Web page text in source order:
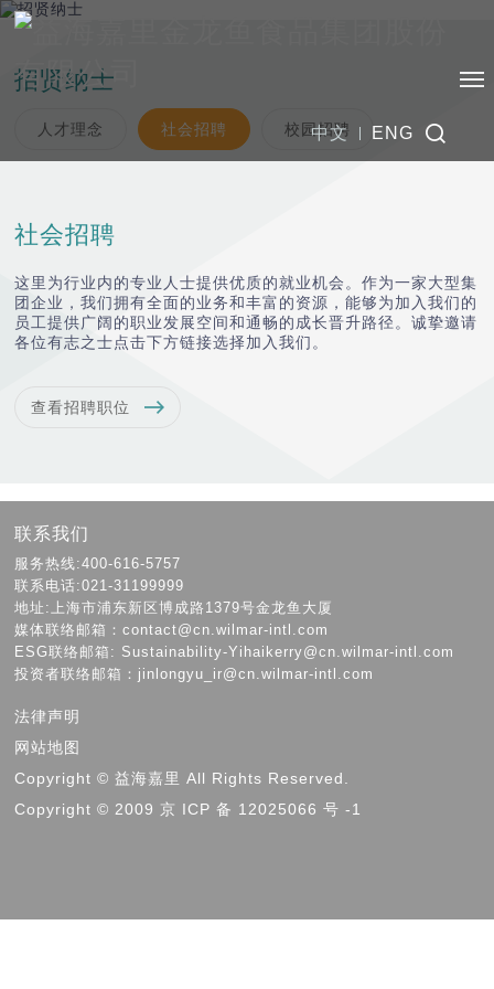
中文 ENG
招贤纳士
人才理念 社会招聘 校园招聘
社会招聘
这里为行业内的专业人士提供优质的就业机会。作为一家大型集
团企业，我们拥有全面的业务和丰富的资源，能够为加入我们的
员工提供广阔的职业发展空间和通畅的成长晋升路径。诚挚邀请
各位有志之士点击下方链接选择加入我们。
查看招聘职位
联系我们
服务热线:400-616-5757
联系电话:021-31199999
地址:上海市浦东新区博成路1379号金龙鱼大厦
媒体联络邮箱：contact@cn.wilmar-intl.com
ESG联络邮箱: Sustainability-Yihaikerry@cn.wilmar-intl.com
投资者联络邮箱：jinlongyu_ir@cn.wilmar-intl.com
法律声明
网站地图
Copyright © 益海嘉里 All Rights Reserved.
Copyright © 2009 京 ICP 备 12025066 号 -1